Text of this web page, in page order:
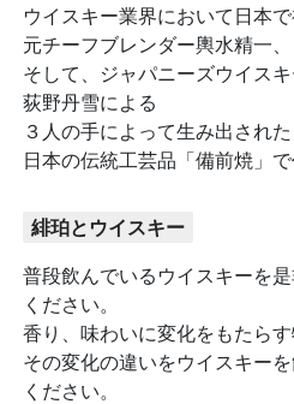
ウイスキー業界において日本
元チーフブレンダー輿水精一、
そして、ジャパニーズウイス
荻野丹雪による
３人の手によって生み出された
日本の伝統工芸品「備前焼」
緋珀とウイスキー
普段飲んでいるウイスキーを
ください。
香り、味わいに変化をもたらす
その変化の違いをウイスキー
ください。